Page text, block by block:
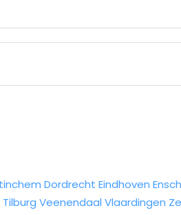
Dordrecht Eindhoven
Tilburg Veenendaal Vlaardingen